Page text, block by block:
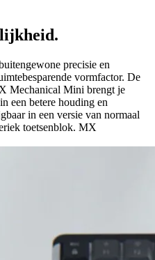
precisie en
vormfactor. De
Mechanical Mini brengt je
een betere houding en
in een versie van normaal
toetsenblok. MX